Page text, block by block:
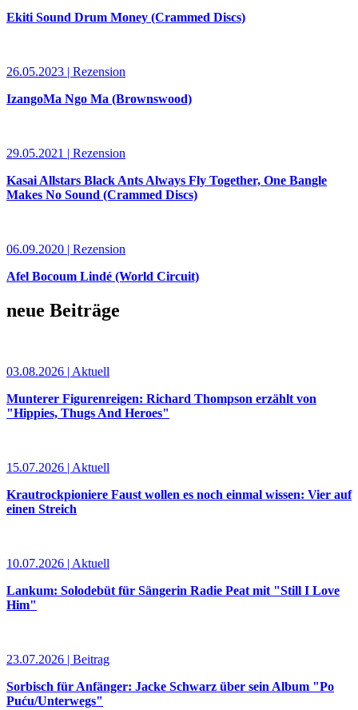
Ekiti Sound Drum Money (Crammed Discs)
26.05.2023 | Rezension
IzangoMa Ngo Ma (Brownswood)
29.05.2021 | Rezension
Kasai Allstars Black Ants Always Fly Together, One Bangle
Makes No Sound (Crammed Discs)
06.09.2020 | Rezension
Afel Bocoum Lindé (World Circuit)
neue Beiträge
03.08.2026 | Aktuell
Munterer Figurenreigen: Richard Thompson erzählt von
"Hippies, Thugs And Heroes"
15.07.2026 | Aktuell
Krautrockpioniere Faust wollen es noch einmal wissen: Vier auf
einen Streich
10.07.2026 | Aktuell
Lankum: Solodebüt für Sängerin Radie Peat mit "Still I Love
Him"
23.07.2026 | Beitrag
Sorbisch für Anfänger: Jacke Schwarz über sein Album "Po
Puću/Unterwegs"